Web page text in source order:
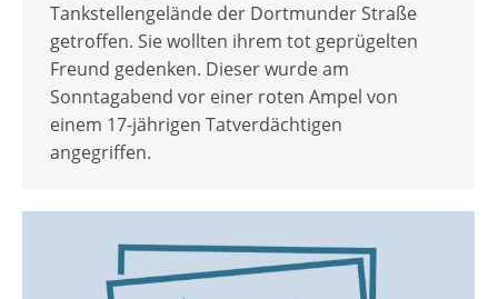
Tankstellengelände der Dortmunder Straße
getroffen. Sie wollten ihrem tot geprügelten
Freund gedenken. Dieser wurde am
Sonntagabend vor einer roten Ampel von
einem 17-jährigen Tatverdächtigen
angegriffen.